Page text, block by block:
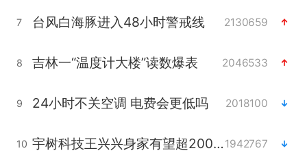
7 台风白海豚进入48小时警戒线 2130659
8 吉林一“温度计大楼”读数爆表 2046533
9 24小时不关空调 电费会更低吗 2018100
10 宇树科技王兴兴身家有望超200亿元1942767